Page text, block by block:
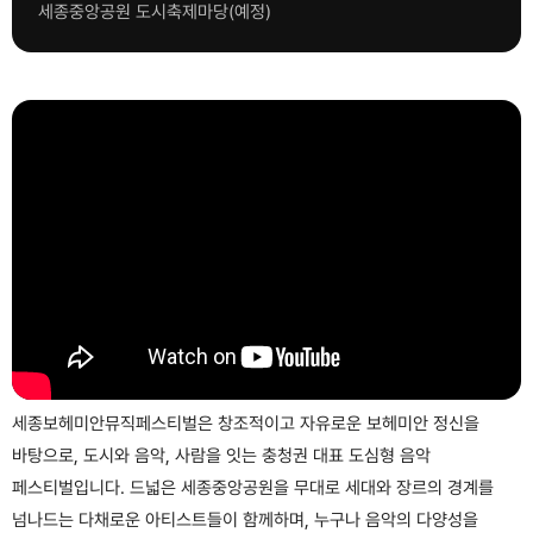
세종중앙공원 도시축제마당(예정)
세종보헤미안뮤직페스티벌은 창조적이고 자유로운 보헤미안 정신을
바탕으로, 도시와 음악, 사람을 잇는 충청권 대표 도심형 음악
페스티벌입니다. 드넓은 세종중앙공원을 무대로 세대와 장르의 경계를
넘나드는 다채로운 아티스트들이 함께하며, 누구나 음악의 다양성을